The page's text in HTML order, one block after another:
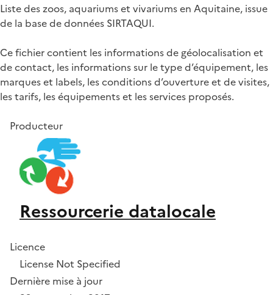
Liste des zoos, aquariums et vivariums en Aquitaine, issue
de la base de données SIRTAQUI.
Ce fichier contient les informations de géolocalisation et
de contact, les informations sur le type d’équipement, les
marques et labels, les conditions d’ouverture et de visites,
les tarifs, les équipements et les services proposés.
Producteur
Ressourcerie datalocale
Licence
License Not Specified
Dernière mise à jour